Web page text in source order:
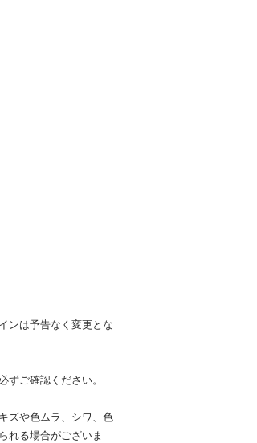
ンは予告なく変更とな
ずご確認ください。
ズや色ムラ、シワ、色
れる場合がございま